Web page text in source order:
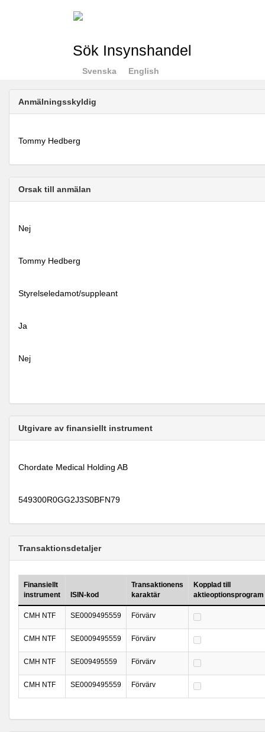
Sök Insynshandel
Svenska English
Anmälningsskyldig
Tommy Hedberg
Orsak till anmälan
Nej
Tommy Hedberg
Styrelseledamot/suppleant
Ja
Nej
Utgivare av finansiellt instrument
Chordate Medical Holding AB
549300R0GG2J3S0BFN79
Transaktionsdetaljer
Finansiellt
instrument
ISIN-kod
Transaktionens
karaktär
Kopplad till
aktieoptionsprogram
CMH NTF SE0009495559 Förvärv
CMH NTF SE0009495559 Förvärv
CMH NTF SE009495559 Förvärv
CMH NTF SE0009495559 Förvärv